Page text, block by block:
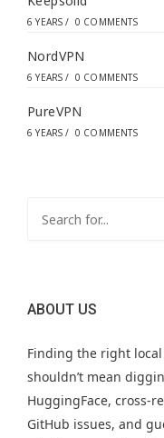
6 YEARS / 0 COMMENTS
NordVPN
6 YEARS / 0 COMMENTS
PureVPN
6 YEARS / 0 COMMENTS
ABOUT US
Finding the right
shouldn’t mean
HuggingFace, cross-
GitHub issues, and